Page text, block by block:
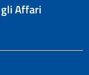
Affari